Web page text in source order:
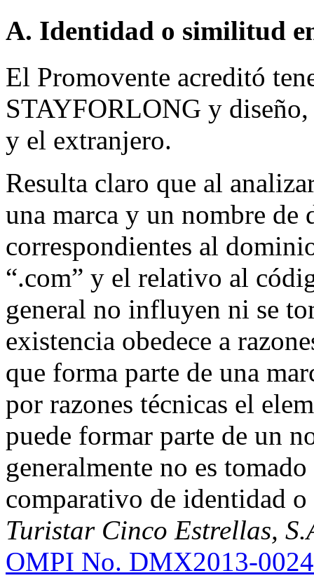
A. Identidad o similitud
El Promovente acreditó
STAYFORLONG y
y el extranjero.
Resulta claro que al
una marca y un nombre
correspondientes al
“.com” y el relativo al
general no influyen ni se
existencia obedece a
que forma parte de una
por razones técnicas el
puede formar parte de un
generalmente no es
comparativo de identidad
Turistar Cinco Estrellas,
OMPI No. DMX2013-0024